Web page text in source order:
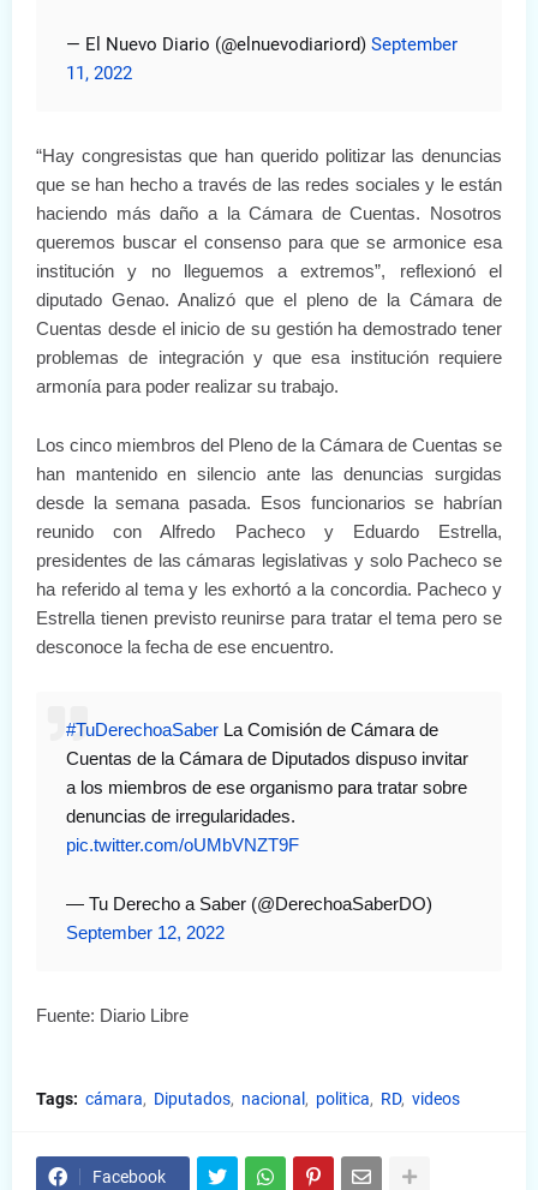
— El Nuevo Diario (@elnuevodiariord) September
11, 2022
“Hay congresistas que han querido politizar las denuncias
que se han hecho a través de las redes sociales y le están
haciendo más daño a la Cámara de Cuentas. Nosotros
queremos buscar el consenso para que se armonice esa
institución y no lleguemos a extremos”, reflexionó el
diputado Genao. Analizó que el pleno de la Cámara de
Cuentas desde el inicio de su gestión ha demostrado tener
problemas de integración y que esa institución requiere
armonía para poder realizar su trabajo.
Los cinco miembros del Pleno de la Cámara de Cuentas se
han mantenido en silencio ante las denuncias surgidas
desde la semana pasada. Esos funcionarios se habrían
reunido con Alfredo Pacheco y Eduardo Estrella,
presidentes de las cámaras legislativas y solo Pacheco se
ha referido al tema y les exhortó a la concordia. Pacheco y
Estrella tienen previsto reunirse para tratar el tema pero se
desconoce la fecha de ese encuentro.
#TuDerechoaSaber La Comisión de Cámara de
Cuentas de la Cámara de Diputados dispuso invitar
a los miembros de ese organismo para tratar sobre
denuncias de irregularidades.
pic.twitter.com/oUMbVNZT9F
— Tu Derecho a Saber (@DerechoaSaberDO)
September 12, 2022
Fuente: Diario Libre
Tags: cámara Diputados nacional politica RD videos
Facebook